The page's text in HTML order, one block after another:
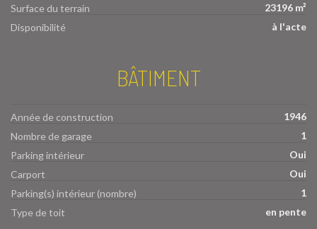
Surface du terrain
23196 m²
Disponibilité
à l'acte
BÂTIMENT
Année de construction
1946
Nombre de garage
1
Parking intérieur
Oui
Carport
Oui
Parking(s) intérieur (nombre)
1
Type de toit
en pente